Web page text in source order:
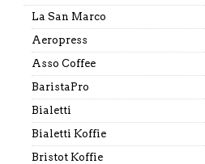
La San Marco
Aeropress
Asso Coffee
BaristaPro
Bialetti
Bialetti Koffie
Bristot Koffie